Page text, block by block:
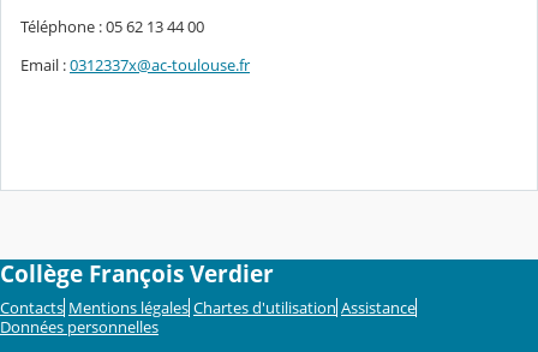
Téléphone : 05 62 13 44 00
Email :0312337x@ac-toulouse.fr
Collège François Verdier
Contacts Mentions légales Chartes d'utilisation Assistance
Données personnelles